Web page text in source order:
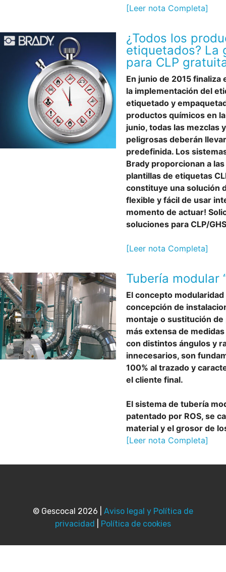
[Leer nota Completa]
¿Todos los
etiquetados? La
para CLP
En junio de 2015
la implementación del
etiquetado y
productos químicos en
junio, todas las mezclas
peligrosas deberán
predefinida. Los
Brady proporcionan a
plantillas de etiquetas
constituye una solución
flexible y fácil de usar
momento de actuar!
soluciones para CLP/
[Leer nota Completa]
Tubería modular
El concepto
concepción de
montaje o sustitución de
más extensa de
con distintos ángulos y
innecesarios, son
100% al trazado y
el cliente final.
El sistema de tubería
patentado por ROS, se
material y el grosor de
[Leer nota Completa]
© Gescocal 2026 | Aviso legal y Política de
privacidad
Política de cookies